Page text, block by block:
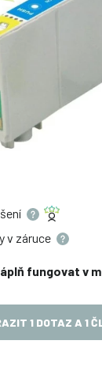
v záruce
fungovat v
1 DOTAZ A 1